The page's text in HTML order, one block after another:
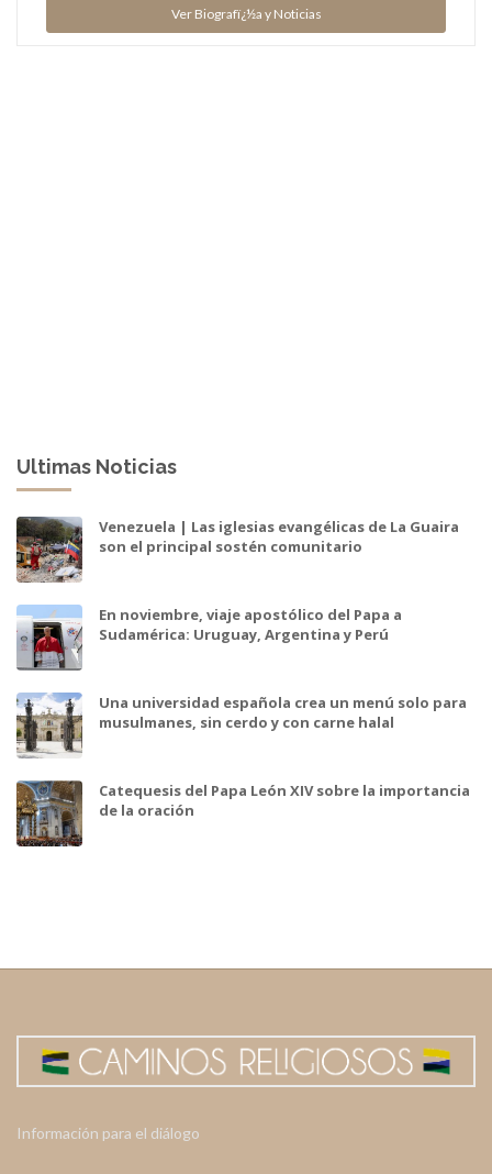
Ver Biografï¿½a y Noticias
Ultimas Noticias
Venezuela | Las iglesias evangélicas de La Guaira
son el principal sostén comunitario
En noviembre, viaje apostólico del Papa a
Sudamérica: Uruguay, Argentina y Perú
Una universidad española crea un menú solo para
musulmanes, sin cerdo y con carne halal
Catequesis del Papa León XIV sobre la importancia
de la oración
Información para el diálogo